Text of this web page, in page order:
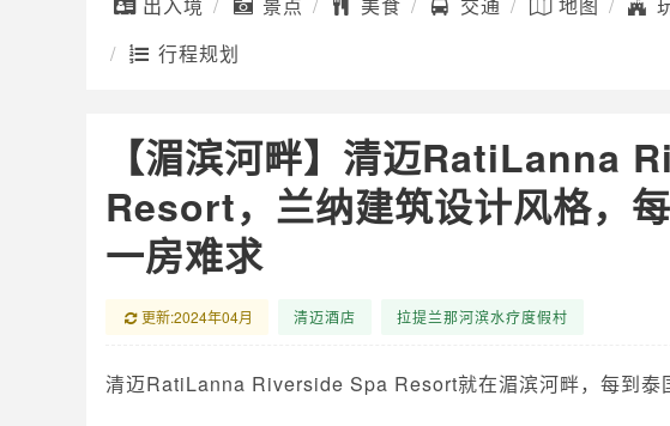
行程规划
【湄滨河畔】清迈RatiLanna
Resort，兰纳建筑设计风格，每
一房难求
更新:2024年04月 清迈酒店 拉提兰那河滨水疗度假村
清迈RatiLanna Riverside Spa Resort就在湄滨河畔，每到泰